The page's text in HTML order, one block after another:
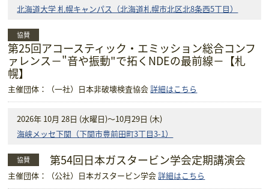
北海道大学 札幌キャンパス（北海道札幌市北区北8条西5丁目）
協賛
第25回アコースティック・エミッション総合コンフ
ァレンス－"音や振動"で拓くNDEの最前線－【札
幌】
主催団体：（一社）日本非破壊検査協会詳細はこちら
2026年 10月 28日 (水曜日)～10月29日 (木)
海峡メッセ下関（下関市豊前田町3丁目3-1）
協賛 第54回日本ガスタービン学会定期講演会
主催団体：（公社）日本ガスタービン学会詳細はこちら